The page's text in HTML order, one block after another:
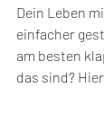
Dein Leben
einfacher
am besten
das sind?